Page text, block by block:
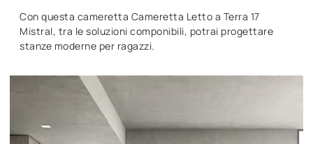
Con questa cameretta Cameretta Letto a Terra 17
Mistral, tra le soluzioni componibili, potrai progettare
stanze moderne per ragazzi.